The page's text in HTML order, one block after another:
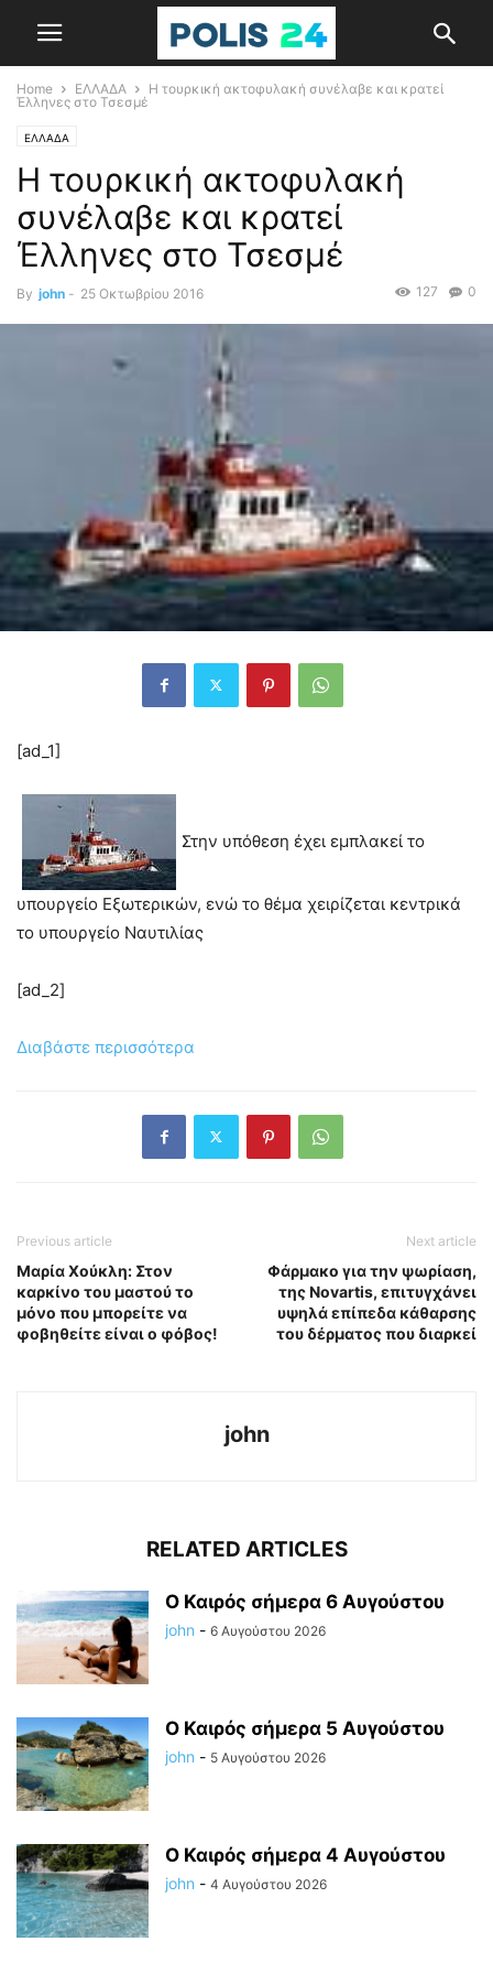
Home ΕΛΛΑΔΑ
Η τουρκική ακτοφυλακή συνέλαβε και κρατεί
Έλληνες στο Τσεσμέ
ΕΛΛΑΔΑ
Η τουρκική ακτοφυλακή
συνέλαβε και κρατεί
Έλληνες στο Τσεσμέ
By john - 25 Οκτωβρίου 2016 0
127
[ad_1]
Στην υπόθεση έχει εμπλακεί το
υπουργείο Εξωτερικών, ενώ το θέμα χειρίζεται κεντρικά
το υπουργείο Ναυτιλίας
[ad_2]
Διαβάστε περισσότερα
Previous article
Μαρία Χούκλη: Στον
καρκίνο του μαστού το
μόνο που μπορείτε να
φοβηθείτε είναι ο φόβος!
Next article
Φάρμακο για την ψωρίαση,
της Novartis, επιτυγχάνει
υψηλά επίπεδα κάθαρσης
του δέρματος που διαρκεί
john
RELATED ARTICLES
Ο Καιρός σήμερα 6 Αυγούστου
john - 6 Αυγούστου 2026
Ο Καιρός σήμερα 5 Αυγούστου
john - 5 Αυγούστου 2026
Ο Καιρός σήμερα 4 Αυγούστου
john - 4 Αυγούστου 2026